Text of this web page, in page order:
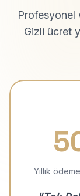
Profesyonel
Gizli ücret
Yıllık